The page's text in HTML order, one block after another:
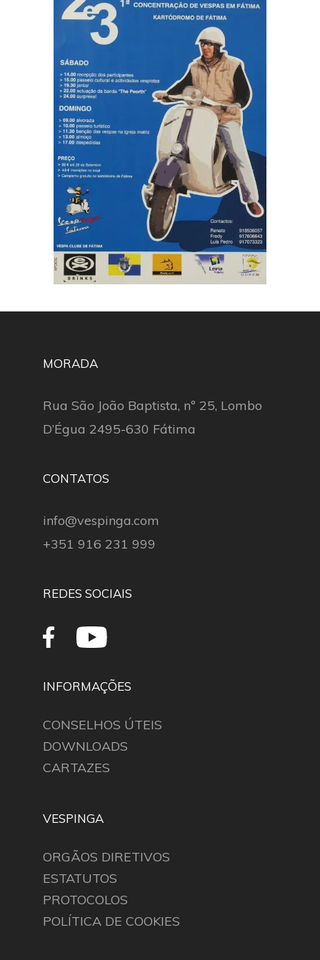
MORADA
Rua São João Baptista, nº 25, Lombo
D’Égua 2495-630 Fátima
CONTATOS
info@vespinga.com
+351 916 231 999
REDES SOCIAIS
INFORMAÇÕES
CONSELHOS ÚTEIS
DOWNLOADS
CARTAZES
VESPINGA
ORGÃOS DIRETIVOS
ESTATUTOS
PROTOCOLOS
POLÍTICA DE COOKIES